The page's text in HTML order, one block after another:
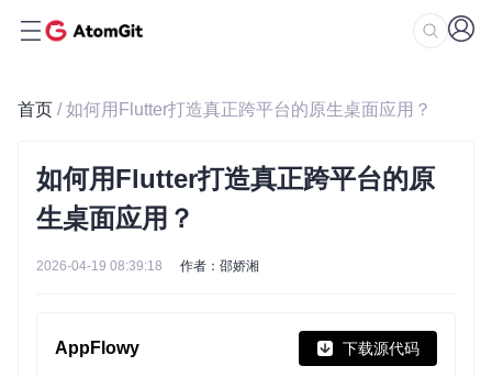
首页 / 如何用Flutter打造真正跨平台的原生桌面应用？
如何用Flutter打造真正跨平台的原
生桌面应用？
2026-04-19 08:39:18 作者：邵娇湘
AppFlowy 下载源代码